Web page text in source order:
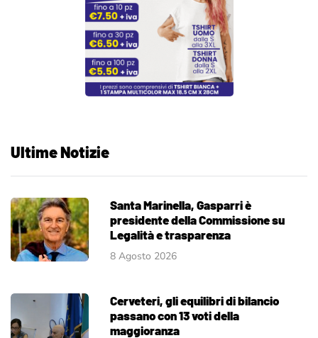
Ultime Notizie
Santa Marinella, Gasparri è
presidente della Commissione su
Legalità e trasparenza
8 Agosto 2026
Cerveteri, gli equilibri di bilancio
passano con 13 voti della
maggioranza